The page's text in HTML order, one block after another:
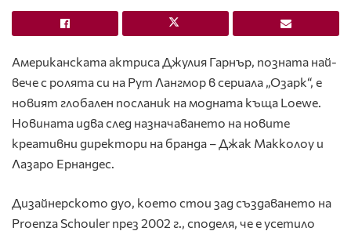
Американската актриса Джулия Гарнър, позната най-
вече с ролята си на Рут Лангмор в сериала „Озарк“, е
новият глобален посланик на модната къща Loewe.
Новината идва след назначаването на новите
креативни директори на бранда – Джак Макколоу и
Лазаро Ернандес.
Дизайнерското дуо, което стои зад създаването на
Proenza Schouler през 2002 г., споделя, че е усетило